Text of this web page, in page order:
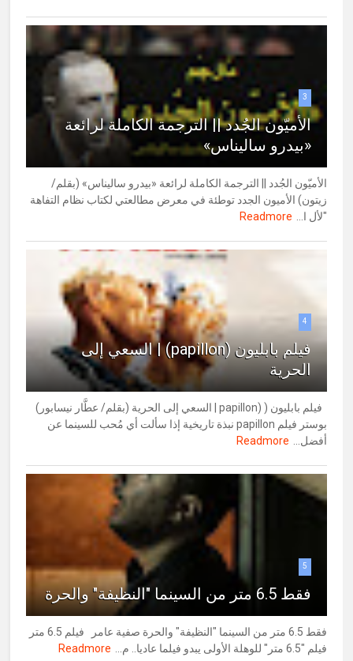
3
الأميّون الجُدد || الترجمة الكاملة لرائعة
«بيدرو ساليناس»
الأميّون الجُدد || الترجمة الكاملة لرائعة «بيدرو ساليناس» (بقلم/
زيتون) الأميون الجدد توطئة في معرض مطالعتي لكتاب نظام التفاهة
"لأل ا...
Readmore
4
فيلم بابليون (papillon) | السعي إلى
الحرية
فيلم بابليون ( (papillon | السعي إلى الحرية (بقلم/ عطَّار نيسابور)
بوستر فيلم papillon نبذة تاريخية إذا سألت أي مُحب للسينما عن
أفضل...
Readmore
5
فقط 6.5 متر من السينما "النظيفة" والحرة
فقط 6.5 متر من السينما "النظيفة" والحرة صفية عامر فيلم 6.5 متر
فيلم "6.5 متر" للوهلة الأولى يبدو فيلما عاديا.. م...
Readmore